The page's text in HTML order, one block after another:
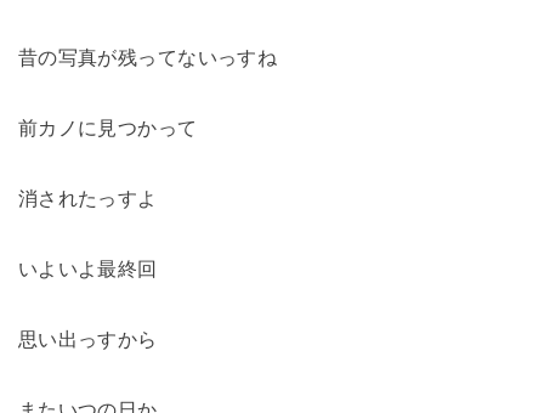
昔の写真が残ってないっすね
前カノに見つかって
消されたっすよ
いよいよ最終回
思い出っすから